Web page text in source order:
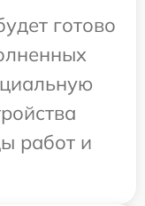
готово
работ и